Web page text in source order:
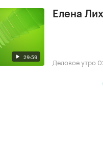
29:59
Елена
Деловое утро